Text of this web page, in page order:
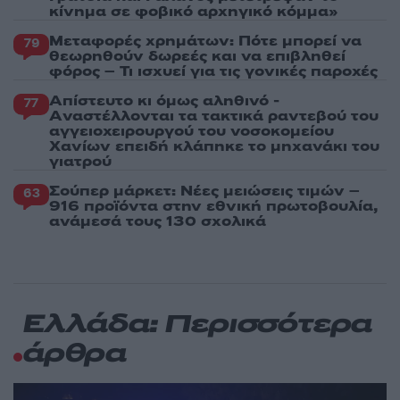
κίνημα σε φοβικό αρχηγικό κόμμα»
79 Μεταφορές χρημάτων: Πότε μπορεί να
θεωρηθούν δωρεές και να επιβληθεί
φόρος – Τι ισχυεί για τις γονικές παροχές
77 Απίστευτο κι όμως αληθινό -
Aναστέλλονται τα τακτικά ραντεβού του
αγγειοχειρουργού του νοσοκομείου
Χανίων επειδή κλάπηκε το μηχανάκι του
γιατρού
63 Σούπερ μάρκετ: Νέες μειώσεις τιμών –
916 προϊόντα στην εθνική πρωτοβουλία,
ανάμεσά τους 130 σχολικά
Ελλάδα: Περισσότερα
άρθρα